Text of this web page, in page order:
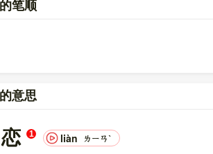
0000604B，UTF-8：E6 81 8B。
笔顺
意思
恋 1 liàn ㄌㄧㄢˋ